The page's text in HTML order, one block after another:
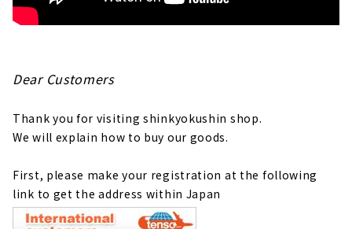
Dear Customers
Thank you for visiting shinkyokushin shop.
We will explain how to buy our goods.
First, please make your registration at the following
link to get the address within Japan